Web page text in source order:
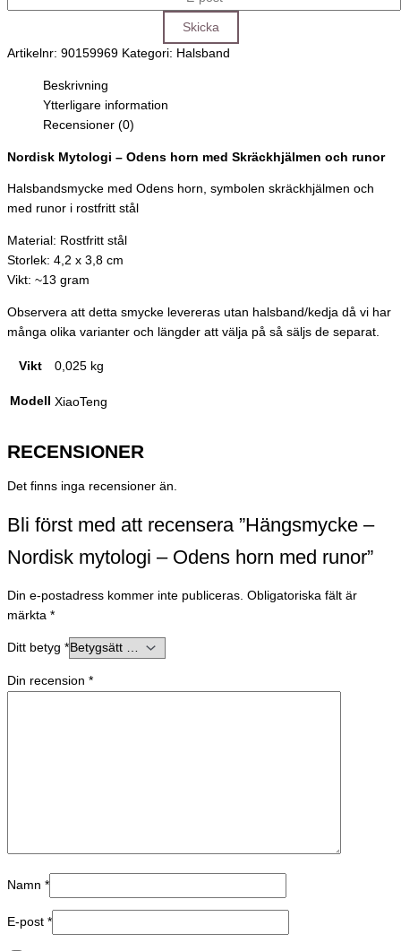
Artikelnr: 90159969 Kategori: Halsband
Beskrivning
Ytterligare information
Recensioner (0)
Nordisk Mytologi – Odens horn med Skräckhjälmen och runor
Halsbandsmycke med Odens horn, symbolen skräckhjälmen och
med runor i rostfritt stål
Material: Rostfritt stål
Storlek: 4,2 x 3,8 cm
Vikt: ~13 gram
Observera att detta smycke levereras utan halsband/kedja då vi har
många olika varianter och längder att välja på så säljs de separat.
Vikt 0,025 kg
Modell XiaoTeng
RECENSIONER
Det finns inga recensioner än.
Bli först med att recensera ”Hängsmycke –
Nordisk mytologi – Odens horn med runor”
Din e-postadress kommer inte publiceras. Obligatoriska fält är
märkta *
Ditt betyg *
Din recension *
Namn *
E-post *